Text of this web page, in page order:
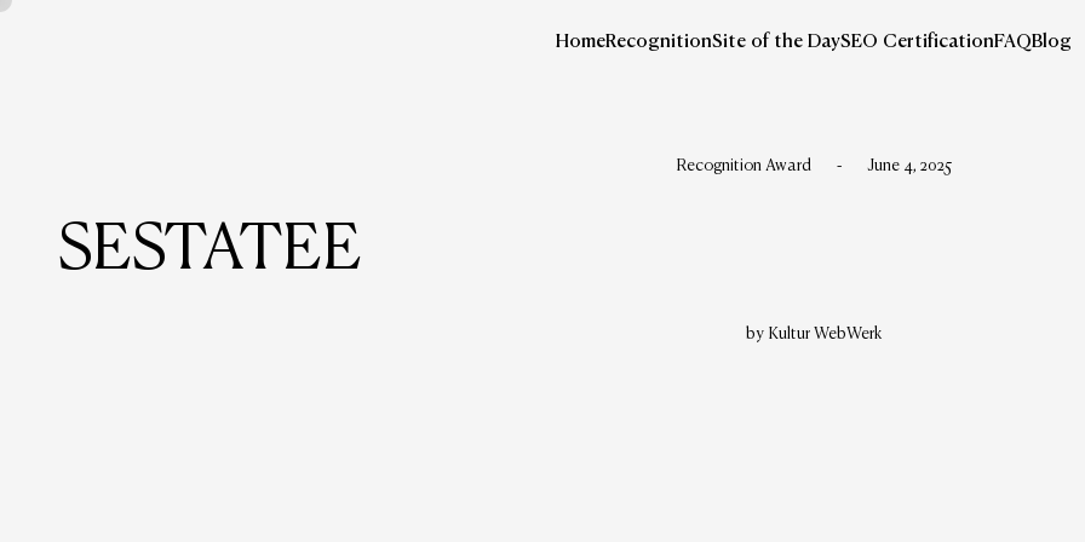
HomeRecognitionSite of the DaySEO CertificationFAQBlog
Recognition Award - June 4, 2025
SESTATEE
by Kultur WebWerk